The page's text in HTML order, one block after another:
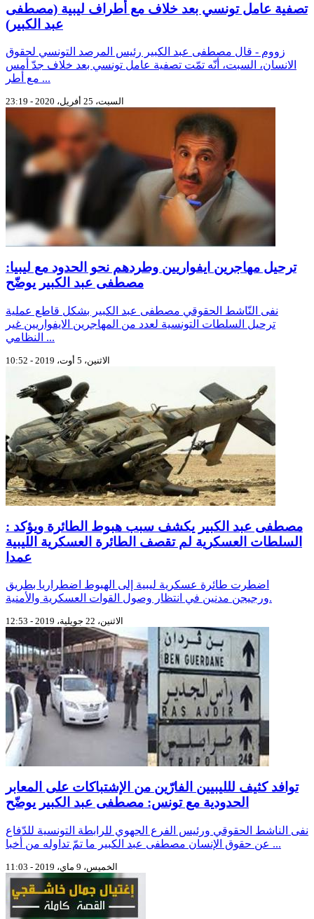
تصفية عامل تونسي بعد خلاف مع أطراف ليبية (مصطفى
عبد الكبير)
زووم - قال مصطفى عبد الكبير رئيس المرصد التونسي لحقوق
الانسان، السبت، أنّه تمّت تصفية عامل تونسي بعد خلاف جدّ أمس
مع أطر ...
السبت، 25 أفريل، 2020 - 23:19
ترحيل مهاجرين ايفواريين وطردهم نحو الحدود مع ليبيا:
مصطفى عبد الكبير يوضّح
نفى النّاشط الحقوقي مصطفى عبد الكبير بشكل قاطع عملية
ترحيل السلطات التونسية لعدد من المهاجرين الايفواريين غير
النظامي ...
الاثنين، 5 أوت، 2019 - 10:52
مصطفى عبد الكبير يكشف سبب هبوط الطائرة ويؤكد :
السلطات العسكرية لم تقصف الطائرة العسكرية الليبية
عمدا
اضطرت طائرة عسكرية ليبية إلى الهبوط اضطراريا بطريق
ورجيجن مدنين في انتظار وصول القوات العسكرية والأمنية.
الاثنين، 22 جويلية، 2019 - 12:53
توافد كثيف للليبيين الفارّين من الإشتباكات على المعابر
الحدودية مع تونس: مصطفى عبد الكبير يوضّح
نفى الناشط الحقوقي ورئيس الفرع الجهوي للرابطة التونسية للدّفاع
عن حقوق الإنسان مصطفى عبد الكبير ما تمّ تداوله من أخبا ...
الخميس، 9 ماي، 2019 - 11:03